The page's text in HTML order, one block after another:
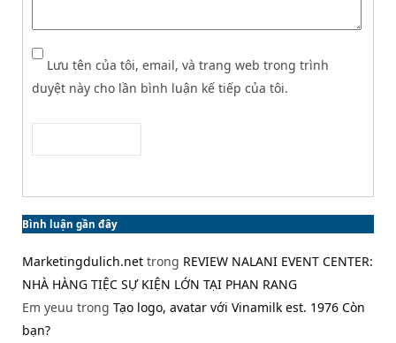
Lưu tên của tôi, email, và trang web trong trình
duyệt này cho lần bình luận kế tiếp của tôi.
Bình luận gần đây
Marketingdulich.net trong REVIEW NALANI EVENT CENTER:
NHÀ HÀNG TIỆC SỰ KIỆN LỚN TẠI PHAN RANG
Em yeuu trong Tạo logo, avatar với Vinamilk est. 1976 Còn
bạn?